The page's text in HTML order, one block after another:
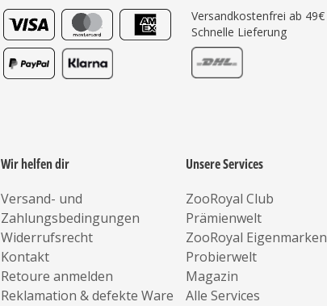
Versandkostenfrei ab 49€
Schnelle Lieferung
Wir helfen dir
Versand- und
Zahlungsbedingungen
Widerrufsrecht
Kontakt
Retoure anmelden
Reklamation & defekte Ware
Unsere Services
ZooRoyal Club
Prämienwelt
ZooRoyal Eigenmarken
Probierwelt
Magazin
Alle Services